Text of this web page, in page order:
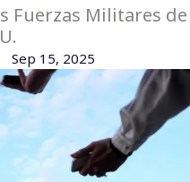
Fuerzas Militares de
Sep 15, 2025